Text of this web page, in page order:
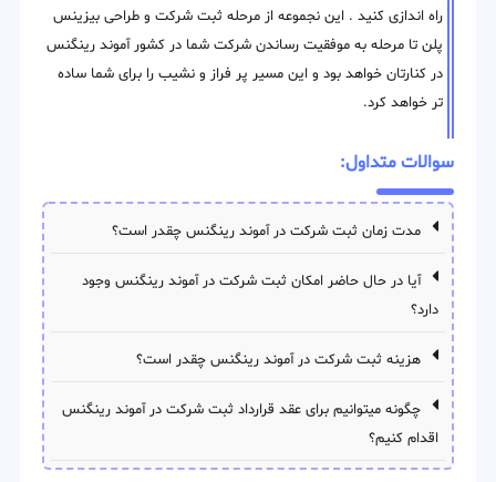
راه اندازی کنید . این نجموعه از مرحله ثبت شرکت و طراحی بیزینس
پلن تا مرحله به موفقیت رساندن شرکت شما در کشور آموند رینگنس
در کنارتان خواهد بود و این مسیر پر فراز و نشیب را برای شما ساده
تر خواهد کرد.
سوالات متداول:
مدت زمان ثبت شرکت در آموند رینگنس چقدر است؟
آیا در حال حاضر امکان ثبت شرکت در آموند رینگنس وجود
دارد؟
هزینه ثبت شرکت در آموند رینگنس چقدر است؟
چگونه میتوانیم برای عقد قرارداد ثبت شرکت در آموند رینگنس
اقدام کنیم؟